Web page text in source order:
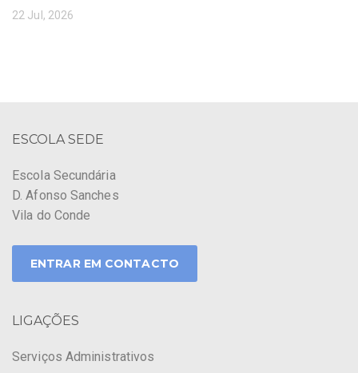
22 Jul, 2026
ESCOLA SEDE
Escola Secundária
D. Afonso Sanches
Vila do Conde
ENTRAR EM CONTACTO
LIGAÇÕES
Serviços Administrativos